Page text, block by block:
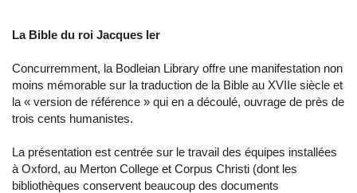
La Bible du roi Jacques Ier
Concurremment, la Bodleian Library offre une manifestation non
moins mémorable sur la traduction de la Bible au XVIIe siècle et
la « version de référence » qui en a découlé, ouvrage de près de
trois cents humanistes.
La présentation est centrée sur le travail des équipes installées
à Oxford, au Merton College et Corpus Christi (dont les
bibliothèques conservent beaucoup des documents